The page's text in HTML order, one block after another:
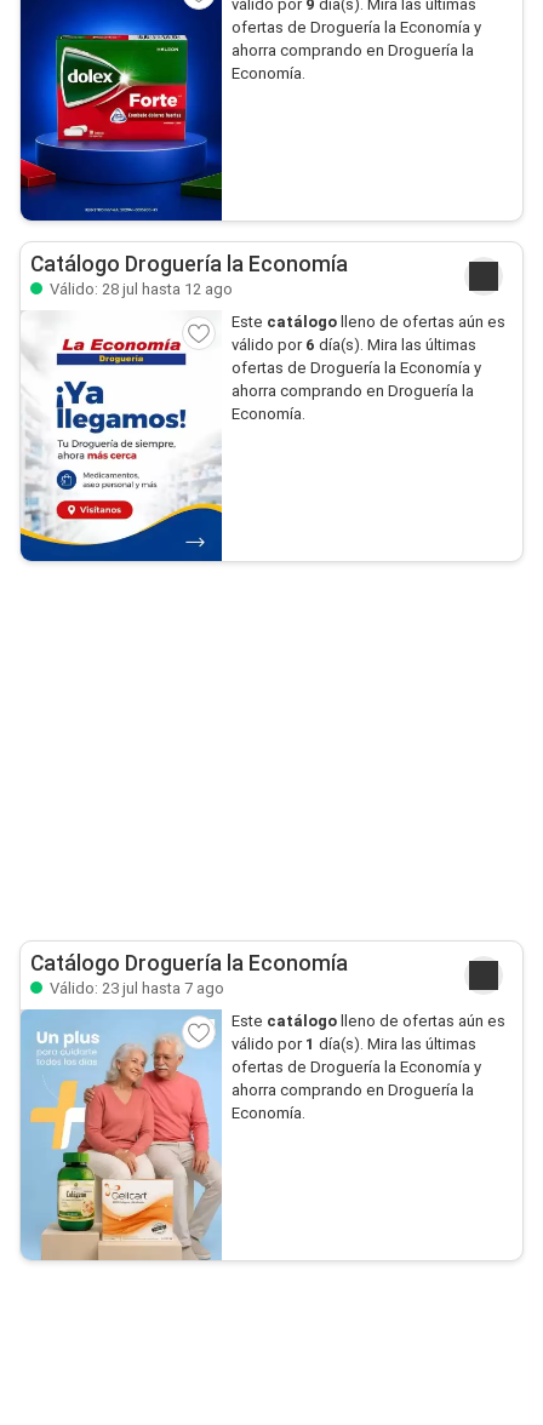
válido por 9 día(s). Mira las últimas
ofertas de Droguería la Economía y
ahorra comprando en Droguería la
Economía.
Catálogo Droguería la Economía
Válido: 28 jul hasta 12 ago
Este catálogolleno de ofertas aún es
válido por 6 día(s). Mira las últimas
ofertas de Droguería la Economía y
ahorra comprando en Droguería la
Economía.
Catálogo Droguería la Economía
Válido: 23 jul hasta 7 ago
Este catálogolleno de ofertas aún es
válido por 1 día(s). Mira las últimas
ofertas de Droguería la Economía y
ahorra comprando en Droguería la
Economía.